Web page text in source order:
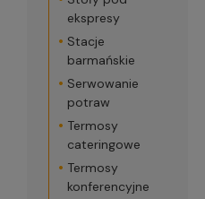
ekspresy
Stacje
barmańskie
Serwowanie
potraw
Termosy
cateringowe
Termosy
konferencyjne